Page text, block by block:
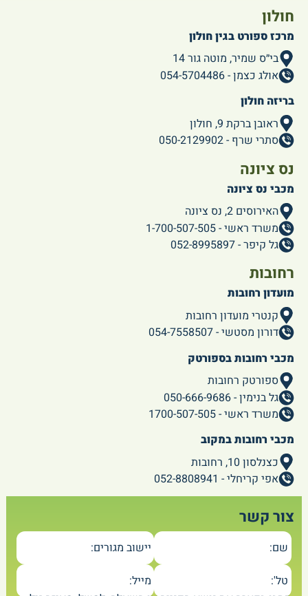
חולון
מרכז ספורט בגין חולון
בי״ס שמיר, מוטה גור 14
אולג כצמן - 054-5704486
בריזה חולון
ראובן ברקת 9, חולון
סתרי שרף - 050-2129902
נס ציונה
מכבי נס ציונה
האירוסים 2, נס ציונה
משרד ראשי - 1-700-507-505
גל קיפר - 052-8995897
רחובות
מועדון רחובות
קנטרי מועדון רחובות
דורון מסטשי - 054-7558507
מכבי רחובות בספורטק
ספורטק רחובות
גל בנימין - 050-666-9686
משרד ראשי - 1700-507-505
מכבי רחובות במקוב
כצנלסון 10, רחובות
אפי קריחלי - 052-8808941
צור קשר
שם:
יישוב מגורים:
טל':
מייל: